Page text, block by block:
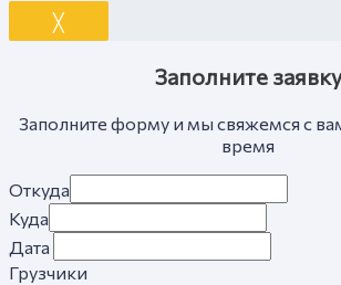
╳
Заполните заявку
Заполните форму и мы свяжемся с
время
Откуда
Куда
Дата
Грузчики